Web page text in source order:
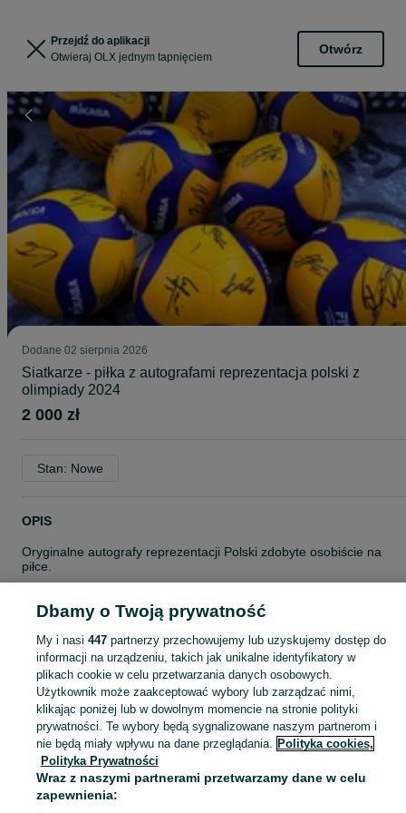
Przejdź do aplikacji
Otwieraj OLX jednym tapnięciem
Otwórz
Dodane 02 sierpnia 2026
Siatkarze - piłka z autografami reprezentacja polski z
olimpiady 2024
2 000 zł
Stan: Nowe
OPIS
Oryginalne autografy reprezentacji Polski zdobyte osobiście na
piłce.
Unikat!
Rarytas dla fana naszej kadry w siatkówce
w razie pytań z chęcią odpowiem w wiadomości OLX bądź
telefonicznie
Serdecznie zapraszam na inne moje ogłoszenia
Wszystkie autografy którem mam wystawione pochodzą z mojej
kolekcji i zostały zdobyte przeze mnie osobiście
Cena dotyczy jednej sztuki.
AutografyShop
Na OLX odpaździernik 2020
Ostatnio online wczoraj o 15:14
Dbamy o Twoją prywatność
My i nasi 447partnerzy przechowujemy lub uzyskujemy dostęp do
informacji na urządzeniu, takich jak unikalne identyfikatory w
plikach cookie w celu przetwarzania danych osobowych.
Użytkownik może zaakceptować wybory lub zarządzać nimi,
klikając poniżej lub w dowolnym momencie na stronie polityki
prywatności. Te wybory będą sygnalizowane naszym partnerom i
nie będą miały wpływu na dane przeglądania. Polityka cookies,
Polityka Prywatności
Wraz z naszymi partnerami przetwarzamy dane w celu
zapewnienia: